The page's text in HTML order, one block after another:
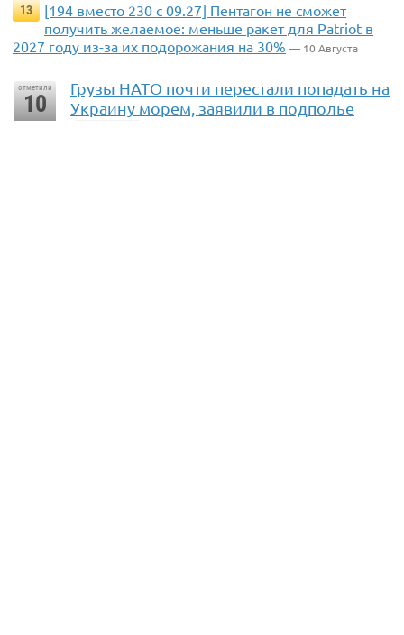
13
[194 вместо 230 с 09.27] Пентагон не сможет
получить желаемое: меньше ракет для Patriot в
2027 году из-за их подорожания на 30% — 10 Августа
отметили
10
Грузы НАТО почти перестали попадать на
Украину морем, заявили в подполье